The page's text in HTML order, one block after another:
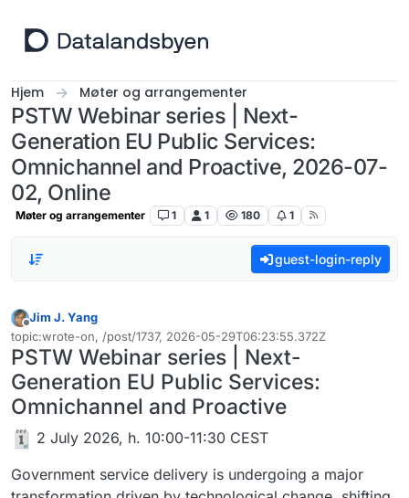
Hjem Møter og arrangementer
PSTW Webinar series | Next-
Generation EU Public Services:
Omnichannel and Proactive, 2026-07-
02, Online
Møter og arrangementer 1 1 180 1
guest-login-reply
Frakoblet
Jim J. Yang
topic:wrote-on, /post/1737, 2026-05-29T06:23:55.372Z
Sist endret av
PSTW Webinar series | Next-
Generation EU Public Services:
Omnichannel and Proactive
️​ 2 July 2026, h. 10:00-11:30 CEST
Government service delivery is undergoing a major